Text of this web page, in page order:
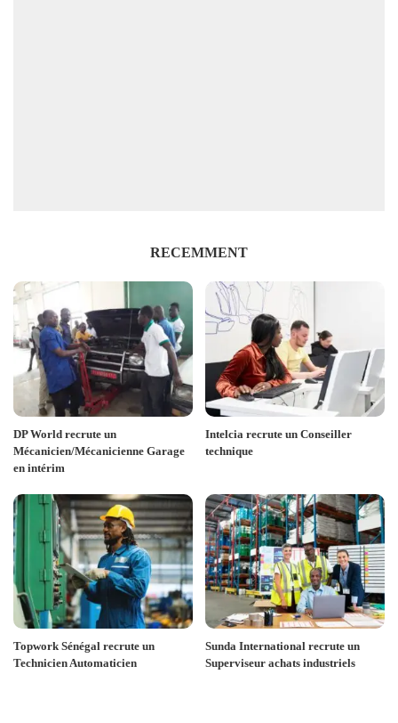
RECEMMENT
DP World recrute un
Mécanicien/Mécanicienne Garage
en intérim
Intelcia recrute un Conseiller
technique
Topwork Sénégal recrute un
Technicien Automaticien
Sunda International recrute un
Superviseur achats industriels